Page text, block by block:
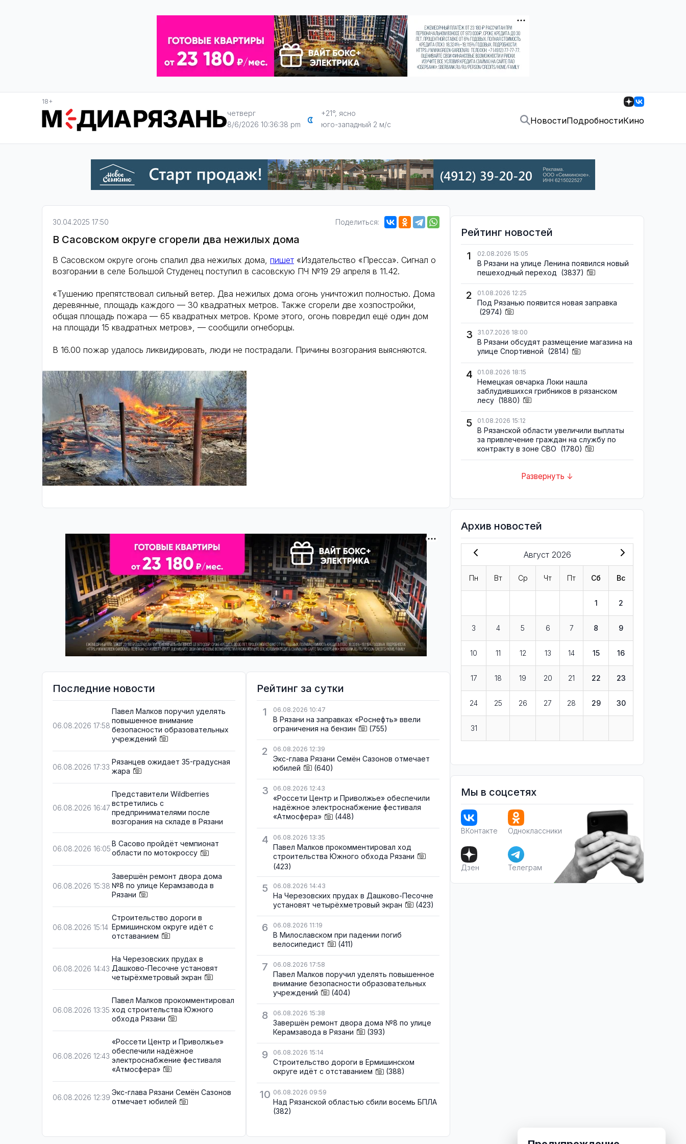
18+
четверг
8/6/2026 10:36:39 pm
+21°, ясно
юго-западный 2 м/с
НовостиПодробностиКино
30.04.2025 17:50 Поделиться:
В Сасовском округе сгорели два нежилых дома
В Сасовском округе огонь спалил два нежилых дома, пишет «Издательство «Пресса». Сигнал о
возгорании в селе Большой Студенец поступил в сасовскую ПЧ №19 29 апреля в 11.42.
«Тушению препятствовал сильный ветер. Два нежилых дома огонь уничтожил полностью. Дома
деревянные, площадь каждого — 30 квадратных метров. Также сгорели две хозпостройки,
общая площадь пожара — 65 квадратных метров. Кроме этого, огонь повредил ещё один дом
на площади 15 квадратных метров», — сообщили огнеборцы.
В 16.00 пожар удалось ликвидировать, люди не пострадали. Причины возгорания выясняются.
Последние новости
06.08.2026 17:58
Павел Малков поручил уделять
повышенное внимание
безопасности образовательных
учреждений
06.08.2026 17:33
Рязанцев ожидает 35-градусная
жара
06.08.2026 16:47
Представители Wildberries
встретились с
предпринимателями после
возгорания на складе в Рязани
06.08.2026 16:05
В Сасово пройдёт чемпионат
области по мотокроссу
06.08.2026 15:38
Завершён ремонт двора дома
№8 по улице Керамзавода в
Рязани
06.08.2026 15:14
Строительство дороги в
Ермишинском округе идёт с
отставанием
06.08.2026 14:43
На Черезовских прудах в
Дашково-Песочне установят
четырёхметровый экран
06.08.2026 13:35
Павел Малков прокомментировал
ход строительства Южного
обхода Рязани
06.08.2026 12:43
«Россети Центр и Приволжье»
обеспечили надёжное
электроснабжение фестиваля
«Атмосфера»
06.08.2026 12:39
Экс-глава Рязани Семён Сазонов
отмечает юбилей
Рейтинг за сутки
1
06.08.2026 10:47
В Рязани на заправках «Роснефть» ввели
ограничения на бензин
(755)
2 06.08.2026 12:39
Экс-глава Рязани Семён Сазонов отмечает
юбилей
(640)
3 06.08.2026 12:43
«Россети Центр и Приволжье» обеспечили
надёжное электроснабжение фестиваля
«Атмосфера»
(448)
4 06.08.2026 13:35
Павел Малков прокомментировал ход
строительства Южного обхода Рязани
(423)
5 06.08.2026 14:43
На Черезовских прудах в Дашково-Песочне
установят четырёхметровый экран
(423)
6 06.08.2026 11:19
В Милославском при падении погиб
велосипедист
(411)
7 06.08.2026 17:58
Павел Малков поручил уделять повышенное
внимание безопасности образовательных
учреждений
(404)
8 06.08.2026 15:38
Завершён ремонт двора дома №8 по улице
Керамзавода в Рязани
(393)
9 06.08.2026 15:14
Строительство дороги в Ермишинском
округе идёт с отставанием
(388)
10 06.08.2026 09:59
Над Рязанской областью сбили восемь БПЛА
(382)
Рейтинг новостей
1
02.08.2026 15:05
В Рязани на улице Ленина появился новый
пешеходный переход (3837)
2 01.08.2026 12:25
Под Рязанью появится новая заправка
(2974)
3 31.07.2026 18:00
В Рязани обсудят размещение магазина на
улице Спортивной (2814)
4 01.08.2026 18:15
Немецкая овчарка Локи нашла
заблудившихся грибников в рязанском
лесу (1880)
5 01.08.2026 15:12
В Рязанской области увеличили выплаты
за привлечение граждан на службу по
контракту в зоне СВО (1780)
Развернуть ↓
Архив новостей
Август 2026
Пн Вт Ср Чт Пт Сб Вс
1 2
3 4 5 6 7 8 9
10 11 12 13 14 15 16
17 18 19 20 21 22 23
24 25 26 27 28 29 30
31
Мы в соцсетях
ВКонтакте Одноклассники
Дзен Телеграм